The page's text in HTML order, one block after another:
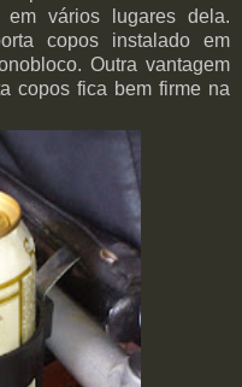
vários lugares dela.
copos instalado em
Outra vantagem
copos fica bem firme na